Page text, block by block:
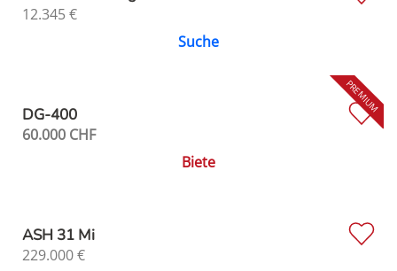
12.345€
Suche
DG-400
60.000 CHF
Biete
ASH 31 Mi
229.000€